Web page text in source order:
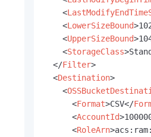
<
<LowerSizeBound>
<UpperSizeBound>
<StorageClass>
</Filter>
<Destination>
<
<Format>CSV</
<AccountId>
<RoleArn>